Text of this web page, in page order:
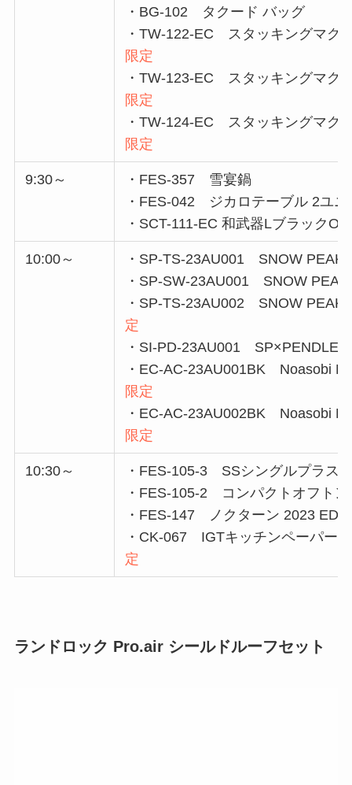
・BG-102 タクード バッグ
・TW-122-EC スタッキングマグ
限定
・TW-123-EC スタッキングマグ
限定
・TW-124-EC スタッキングマグ
限定
9:30～
・FES-357 雪宴鍋
・FES-042 ジカロテーブル 2ユニ
・SCT-111-EC 和武器Lブラック
10:00～
・SP-TS-23AU001 SNOW PEAK
・SP-SW-23AU001 SNOW
・SP-TS-23AU002 SNOW PEAK
定
・SI-PD-23AU001
・EC-AC-23AU001BK Noasobi
限定
・EC-AC-23AU002BK Noasobi
限定
10:30～
・FES-105-3 SSシングルプラス
・FES-105-2 コンパクトオフトン
・FES-147 ノクターン 2023
・CK-067 IGTキッチンペーパー
定
ランドロック Pro.air シールドルーフセット